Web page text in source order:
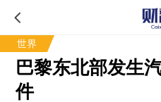
世界
巴黎东北部发生
件